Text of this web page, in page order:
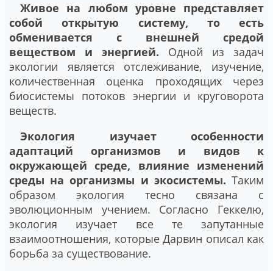
Живое на любом уровне представляет
собой открытую систему, то есть
обменивается с внешней средой
веществом и энергией. Одной из задач
экологии является отслеживание, изучение,
количественная оценка проходящих через
биосистемы потоков энергии и круговорота
веществ.
Экология изучает особенности
адаптаций организмов и видов к
окружающей среде, влияние изменений
среды на организмы и экосистемы. Таким
образом экология тесно связана с
эволюционным учением. Согласно Геккелю,
экология изучает все те запутанные
взаимоотношения, которые Дарвин описал как
борьба за существование.